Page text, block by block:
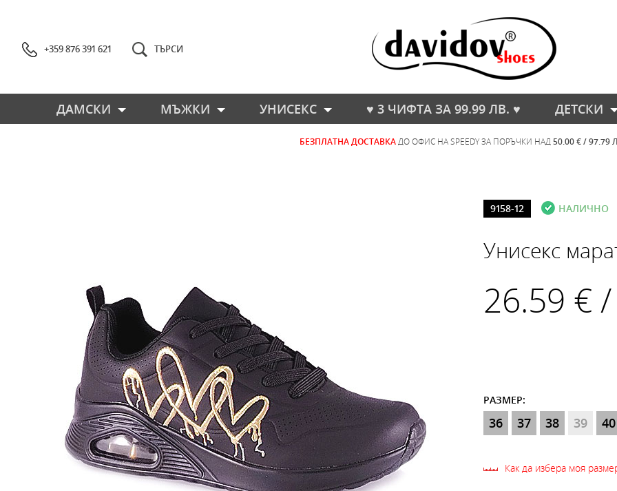
+359 876 391 621 ТЪРСИ
ДАМСКИ МЪЖКИ УНИСЕКС ♥ 3 ЧИФТА ЗА 99.99 ЛВ. ♥ ДЕТСКИ
БЕЗПЛАТНА ДОСТАВКА ДО ОФИС НА SPEEDY ЗА ПОРЪЧКИ НАД 50.00 € / 97.79
9158-12 НАЛИЧНО
Унисекс
26.59 €
РАЗМЕР:
36 37 38 39 40
Как да избера моя